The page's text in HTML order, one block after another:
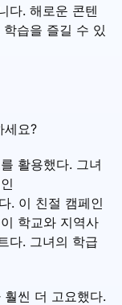
다. 해로운 콘텐
습을 즐길 수 있
세요?
활용했다. 그녀
. 이 친절 캠페인
학교와 지역사
다. 그녀의 학급
씬 더 고요했다.